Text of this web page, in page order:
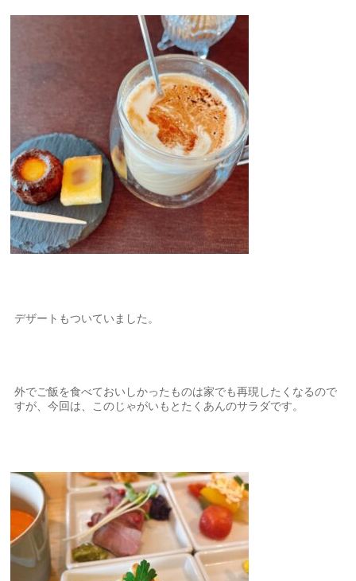
デザートもついていました。
外でご飯を食べておいしかったものは家でも再現したくなるので
すが、今回は、このじゃがいもとたくあんのサラダです。